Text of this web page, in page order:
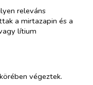
releváns
a mirtazapin és a
lítium
végeztek.